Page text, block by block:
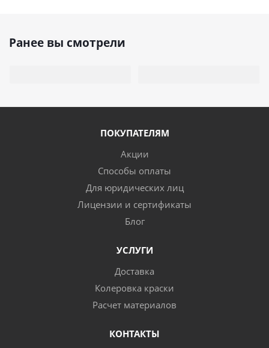
Ранее вы смотрели
ПОКУПАТЕЛЯМ
Акции
Способы оплаты
Для юридических лиц
Лицензии и сертификаты
Блог
УСЛУГИ
Доставка
Колеровка краски
Расчет материалов
КОНТАКТЫ